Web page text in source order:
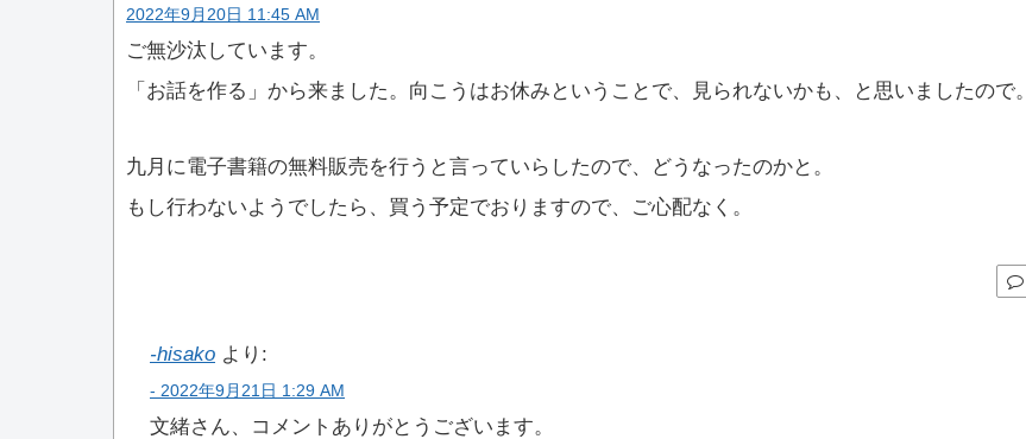
2022年9月20日 11:45 AM
ご無沙汰しています。
「お話を作る」から来ました。向こうはお休みということで、見られないかも、と思いましたので。
九月に電子書籍の無料販売を行うと言っていらしたので、どうなったのかと。
もし行わないようでしたら、買う予定でおりますので、ご心配なく。
hisako より:
2022年9月21日 1:29 AM
文緒さん、コメントありがとうございます。